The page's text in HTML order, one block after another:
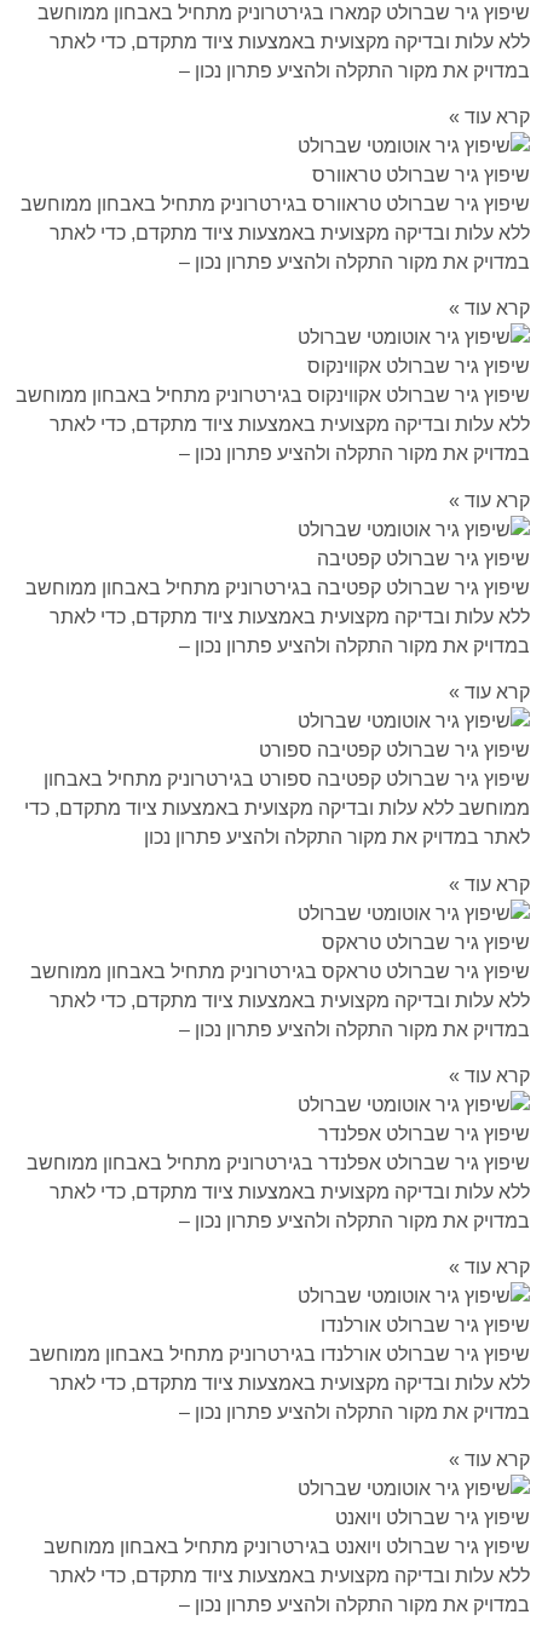
שיפוץ גיר שברולט קמארו בגירטרוניק מתחיל באבחון ממוחשב
ללא עלות ובדיקה מקצועית באמצעות ציוד מתקדם, כדי לאתר
במדויק את מקור התקלה ולהציע פתרון נכון –
קרא עוד »
שיפוץ גיר שברולט טראוורס
שיפוץ גיר שברולט טראוורס בגירטרוניק מתחיל באבחון ממוחשב
ללא עלות ובדיקה מקצועית באמצעות ציוד מתקדם, כדי לאתר
במדויק את מקור התקלה ולהציע פתרון נכון –
קרא עוד »
שיפוץ גיר שברולט אקווינקוס
שיפוץ גיר שברולט אקווינקוס בגירטרוניק מתחיל באבחון ממוחשב
ללא עלות ובדיקה מקצועית באמצעות ציוד מתקדם, כדי לאתר
במדויק את מקור התקלה ולהציע פתרון נכון –
קרא עוד »
שיפוץ גיר שברולט קפטיבה
שיפוץ גיר שברולט קפטיבה בגירטרוניק מתחיל באבחון ממוחשב
ללא עלות ובדיקה מקצועית באמצעות ציוד מתקדם, כדי לאתר
במדויק את מקור התקלה ולהציע פתרון נכון –
קרא עוד »
שיפוץ גיר שברולט קפטיבה ספורט
שיפוץ גיר שברולט קפטיבה ספורט בגירטרוניק מתחיל באבחון
ממוחשב ללא עלות ובדיקה מקצועית באמצעות ציוד מתקדם, כדי
לאתר במדויק את מקור התקלה ולהציע פתרון נכון
קרא עוד »
שיפוץ גיר שברולט טראקס
שיפוץ גיר שברולט טראקס בגירטרוניק מתחיל באבחון ממוחשב
ללא עלות ובדיקה מקצועית באמצעות ציוד מתקדם, כדי לאתר
במדויק את מקור התקלה ולהציע פתרון נכון –
קרא עוד »
שיפוץ גיר שברולט אפלנדר
שיפוץ גיר שברולט אפלנדר בגירטרוניק מתחיל באבחון ממוחשב
ללא עלות ובדיקה מקצועית באמצעות ציוד מתקדם, כדי לאתר
במדויק את מקור התקלה ולהציע פתרון נכון –
קרא עוד »
שיפוץ גיר שברולט אורלנדו
שיפוץ גיר שברולט אורלנדו בגירטרוניק מתחיל באבחון ממוחשב
ללא עלות ובדיקה מקצועית באמצעות ציוד מתקדם, כדי לאתר
במדויק את מקור התקלה ולהציע פתרון נכון –
קרא עוד »
שיפוץ גיר שברולט ויואנט
שיפוץ גיר שברולט ויואנט בגירטרוניק מתחיל באבחון ממוחשב
ללא עלות ובדיקה מקצועית באמצעות ציוד מתקדם, כדי לאתר
במדויק את מקור התקלה ולהציע פתרון נכון –